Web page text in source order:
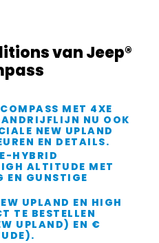
van Jeep®
MET 4XE
NU OOK
NEW UPLAND
EN DETAILS.
HYBRID
ALTITUDE MET
EN GUNSTIGE
UPLAND EN HIGH
TE BESTELLEN
UPLAND) EN €